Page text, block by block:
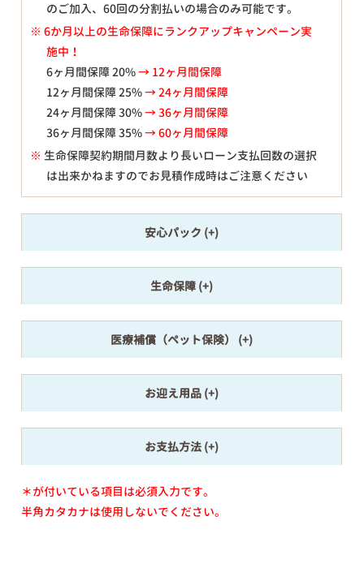
のご加入、60回の分割払いの場合のみ可能です。
※ 6か月以上の生命保障にランクアップキャンペーン実
施中！
6ヶ月間保障 20%→ 12ヶ月間保障
12ヶ月間保障 25%→ 24ヶ月間保障
24ヶ月間保障 30%→ 36ヶ月間保障
36ヶ月間保障 35%→ 60ヶ月間保障
※ 生命保障契約期間月数より長いローン支払回数の選択
は出来かねますのでお見積作成時はご注意ください
安心パック
生命保障
医療補償（ペット保険）
お迎え用品
お支払方法
＊が付いている項目は必須入力です。
半角カタカナは使用しないでください。